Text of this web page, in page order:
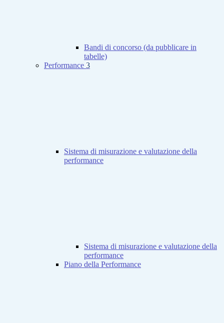
Bandi di concorso (da pubblicare in
tabelle)
Performance 3
Sistema di misurazione e valutazione della
performance
Sistema di misurazione e valutazione della
performance
Piano della Performance